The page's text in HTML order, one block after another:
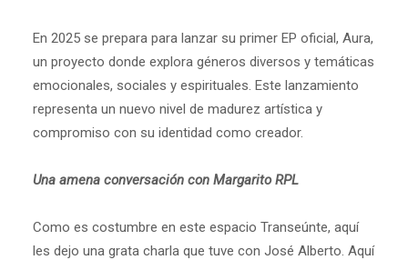
En 2025 se prepara para lanzar su primer EP oficial, Aura,
un proyecto donde explora géneros diversos y temáticas
emocionales, sociales y espirituales. Este lanzamiento
representa un nuevo nivel de madurez artística y
compromiso con su identidad como creador.
Una amena conversación con Margarito RPL
Como es costumbre en este espacio Transeúnte, aquí
les dejo una grata charla que tuve con José Alberto. Aquí